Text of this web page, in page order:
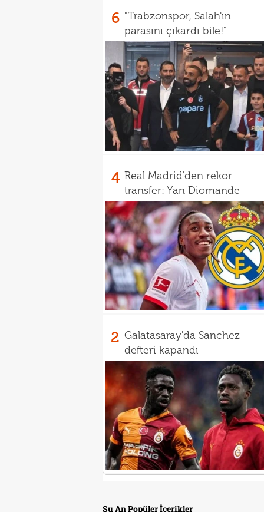
6 "Trabzonspor, Salah'ın
parasını çıkardı bile!"
4 Real Madrid'den rekor
transfer: Yan Diomande
2 Galatasaray'da Sanchez
defteri kapandı
Şu An Popüler İçerikler